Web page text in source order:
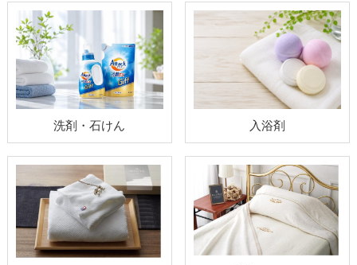
洗剤・石けん 入浴剤